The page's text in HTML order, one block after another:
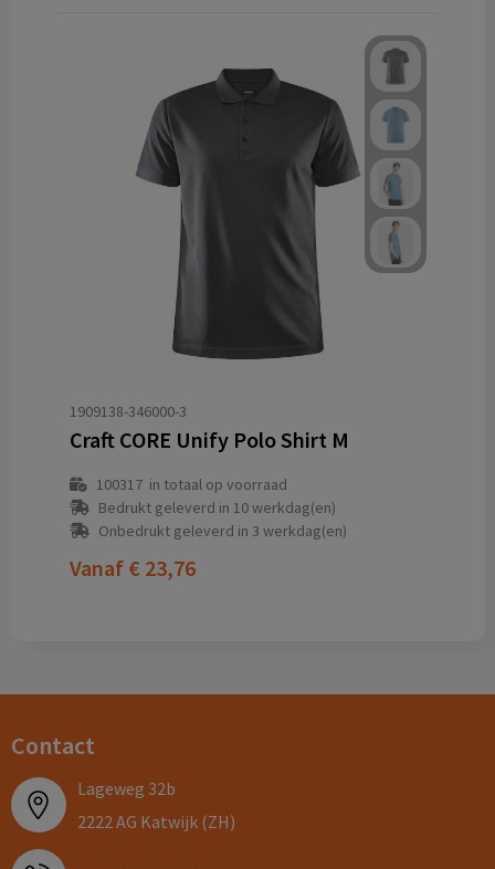
1909138-346000-3
Craft CORE Unify Polo Shirt M
100317in totaal op voorraad
Bedrukt geleverd in 10 werkdag(en)
Onbedrukt geleverd in 3 werkdag(en)
Vanaf € 23,76
Contact
Lageweg 32b
2222 AG Katwijk (ZH)